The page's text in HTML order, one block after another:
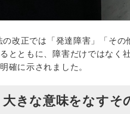
改正では「発達障害」「その
とともに、障害だけではなく
確に示されました。
大きな意味をなすそ